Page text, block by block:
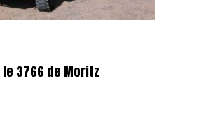
le 3766 de Moritz